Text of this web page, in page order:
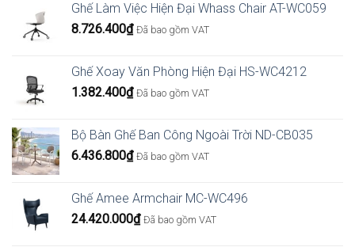
Ghế Làm Việc Hiện Đại Whass Chair AT-WC059
8.726.400₫ Đã bao gồm VAT
Ghế Xoay Văn Phòng Hiện Đại HS-WC4212
1.382.400₫ Đã bao gồm VAT
Bộ Bàn Ghế Ban Công Ngoài Trời ND-CB035
6.436.800₫ Đã bao gồm VAT
Ghế Amee Armchair MC-WC496
24.420.000₫ Đã bao gồm VAT